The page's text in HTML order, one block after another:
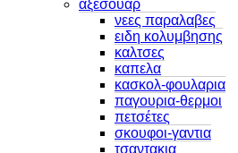
αξεσουαρ
νεες παραλαβες
ειδη κολυμβησης
καλτσες
καπελα
κασκολ-φουλαρια
παγουρια-θερμοι
πετσέτες
σκουφοι-γαντια
τσαντακια